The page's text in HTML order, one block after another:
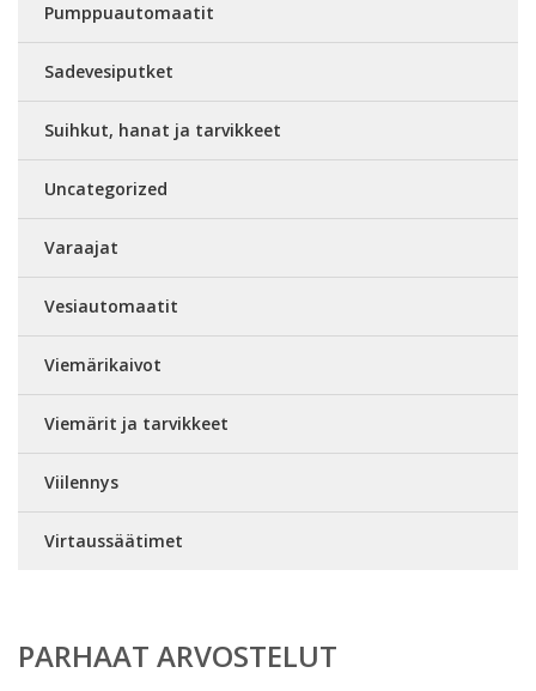
Pumppuautomaatit
Sadevesiputket
Suihkut, hanat ja tarvikkeet
Uncategorized
Varaajat
Vesiautomaatit
Viemärikaivot
Viemärit ja tarvikkeet
Viilennys
Virtaussäätimet
PARHAAT ARVOSTELUT